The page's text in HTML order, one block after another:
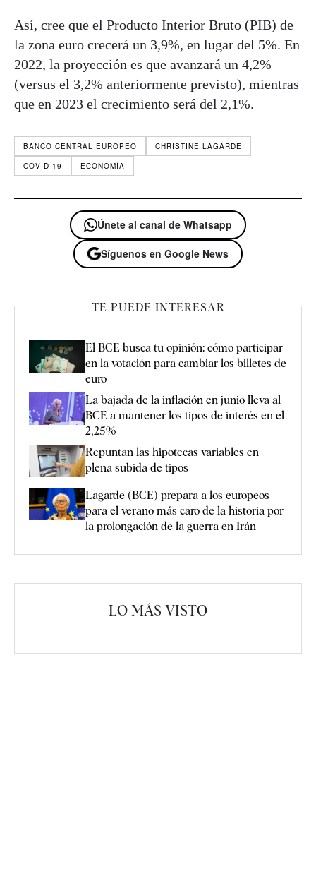
Así, cree que el Producto Interior Bruto (PIB) de
la zona euro crecerá un 3,9%, en lugar del 5%. En
2022, la proyección es que avanzará un 4,2%
(versus el 3,2% anteriormente previsto), mientras
que en 2023 el crecimiento será del 2,1%.
BANCO CENTRAL EUROPEO
CHRISTINE LAGARDE
COVID-19
ECONOMÍA
Únete al canal de Whatsapp
Síguenos en Google News
TE PUEDE INTERESAR
El BCE busca tu opinión: cómo participar
en la votación para cambiar los billetes de
euro
La bajada de la inflación en junio lleva al
BCE a mantener los tipos de interés en el
2,25%
Repuntan las hipotecas variables en
plena subida de tipos
Lagarde (BCE) prepara a los europeos
para el verano más caro de la historia por
la prolongación de la guerra en Irán
LO MÁS VISTO